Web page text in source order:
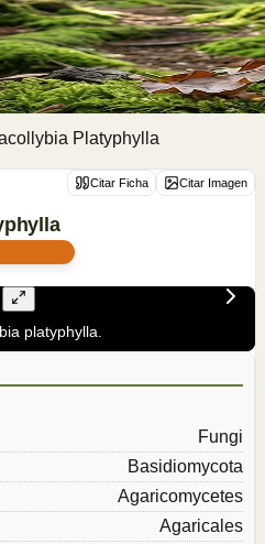
Platyphylla
Citar Ficha Citar Imagen
platyphylla.
Fungi
Basidiomycota
Agaricomycetes
Agaricales